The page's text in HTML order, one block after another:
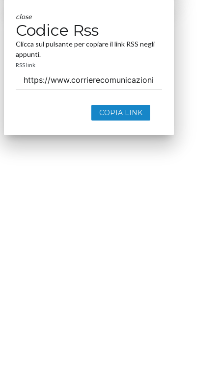
close
Codice Rss
Clicca sul pulsante per copiare il link RSS negli
appunti.
RSS link
COPIA LINK